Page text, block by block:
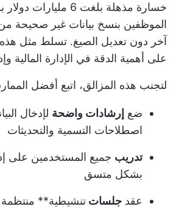
خسارة مذهلة بلغت 6
الموظفين بنسخ بيانات غير صحيحة
آخر دون تعديل الصيغ. تسلط مثل
على أهمية الدقة في الإدارة المالية
لتجنب هذه المزالق، اتبع أفضل
ضع إرشادات واضحة لإدخال
اصطلاحات التسمية والتحديثات
تدريب جميع المستخدمين على
بشكل متسق
عقد جلسات تنشيطية** منتظمة